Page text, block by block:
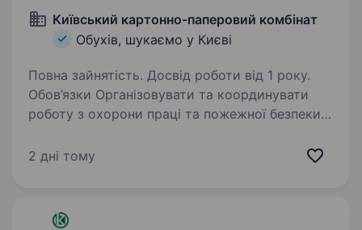
Київський картонно-паперовий комбінат
Обухів, шукаємо у Києві
Повна зайнятість. Досвід роботи від 1 року.
Обов’язки Організовувати та координувати
роботу з охорони праці та пожежної безпеки
законодавства України. Розробляти,
2 дні тому